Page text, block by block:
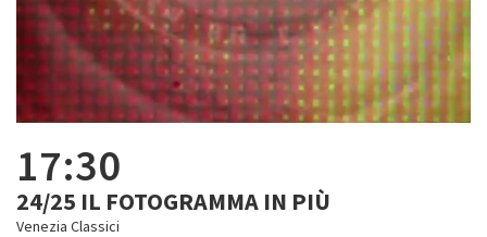
17:30
24/25 IL FOTOGRAMMA IN PIÙ
Venezia Classici